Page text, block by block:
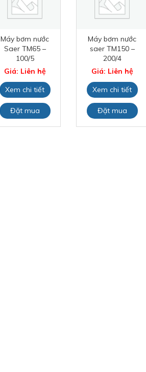
Máy bơm nước
Saer TM65 –
100/5
Giá: Liên hệ
Xem chi tiết
Đặt mua
Máy bơm nước
saer TM150 –
200/4
Giá: Liên hệ
Xem chi tiết
Đặt mua